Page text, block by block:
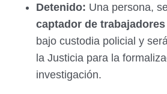
Detenido: Una persona,
captador de trabajadores
bajo custodia policial y
la Justicia para la
investigación.